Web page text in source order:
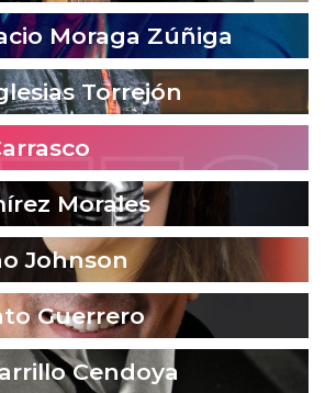
Moraga Zúñiga
Torrejón
Morales
Johnson
Guerrero
Cendoya